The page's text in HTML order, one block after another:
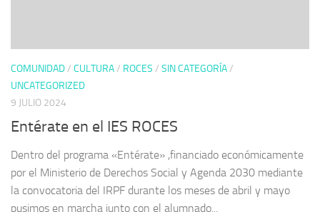
COMUNIDAD/ CULTURA/ ROCES / SIN CATEGORÍA/
UNCATEGORIZED
9 JULIO 2024
Entérate en el IES ROCES
Dentro del programa «Entérate» ,financiado económicamente
por el Ministerio de Derechos Social y Agenda 2030 mediante
la convocatoria del IRPF durante los meses de abril y mayo
pusimos en marcha junto con el alumnado...